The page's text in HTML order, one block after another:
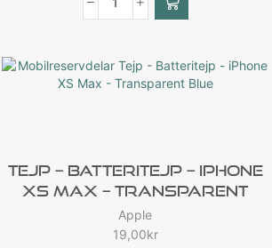
Tejp – Batteritejp – IPhone
XS Max – Transparent
Apple
19,00kr